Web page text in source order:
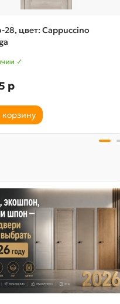
28, цвет: Cappuccino
✓
р
корзину